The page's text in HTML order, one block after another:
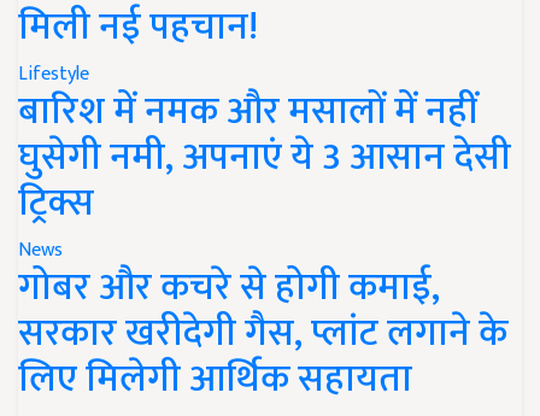
मिली नई पहचान!
Lifestyle
बारिश में नमक और मसालों में नहीं
घुसेगी नमी, अपनाएं ये 3 आसान देसी
ट्रिक्स
News
गोबर और कचरे से होगी कमाई,
सरकार खरीदेगी गैस, प्लांट लगाने के
लिए मिलेगी आर्थिक सहायता